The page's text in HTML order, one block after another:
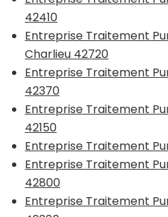
42410
Entreprise Traitement
Charlieu 42720
Entreprise Traitement
42370
Entreprise Traitement
42150
Entreprise Traitement
Entreprise Traitement
42800
Entreprise Traitement